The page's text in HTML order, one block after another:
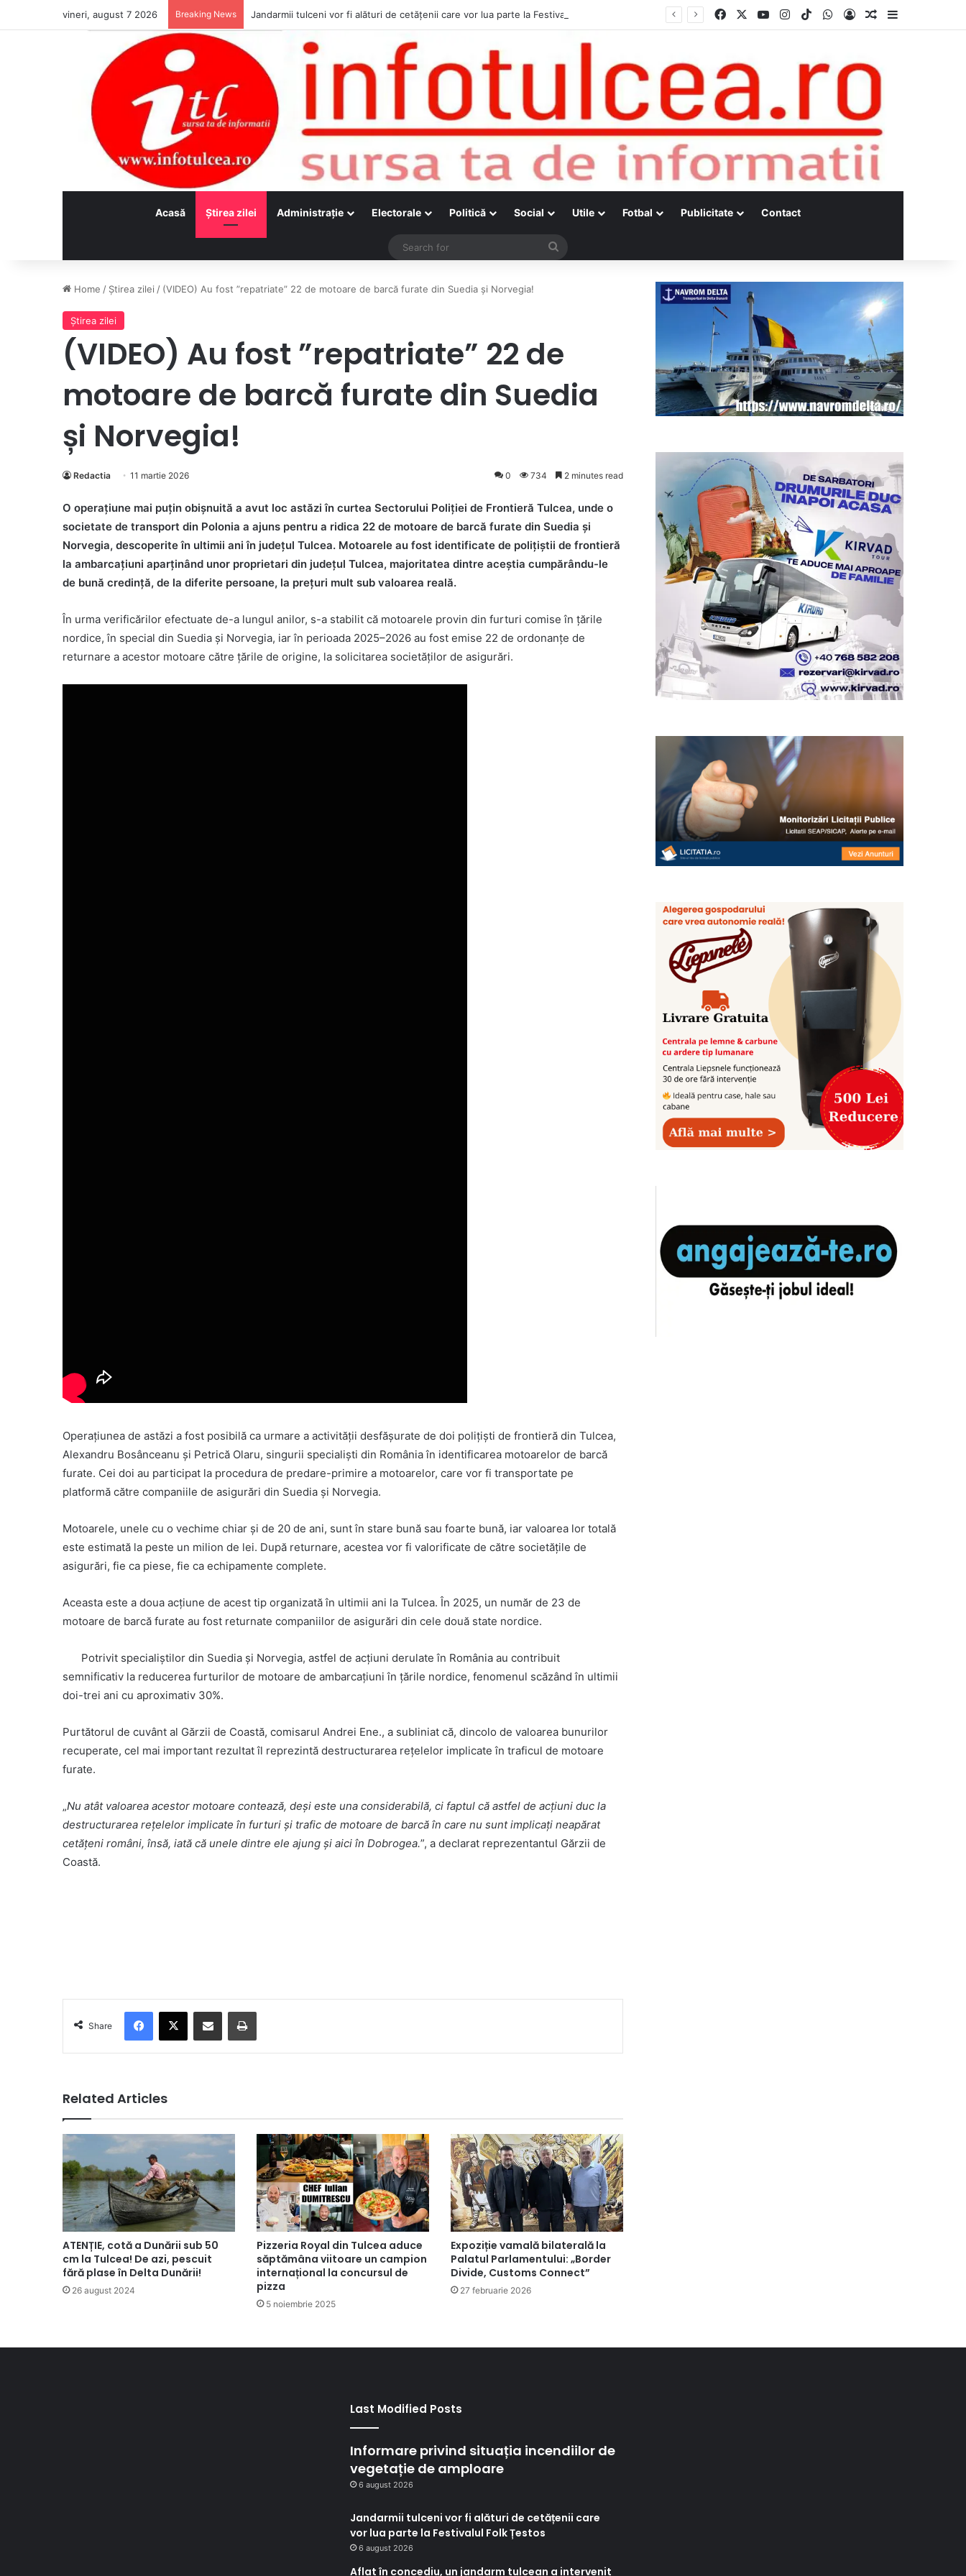
vineri, august 7 2026 Breaking News Jandarmii tulceni vor fi alături de cetățenii care vor lua parte la Festivalul Folk Țestos Facebook YouTubeInstagram
TikTokWhatsApp
Log InRandom Article
Acasă Ştirea zilei Administraţie Electorale Politică Social Utile Fotbal Publicitate Contact
Search
Home / Ştirea zilei / (VIDEO) Au fost ”repatriate” 22 de motoare de barcă furate din Suedia și Norvegia!
Ştirea zilei
(VIDEO) Au fost ”repatriate” 22 de
motoare de barcă furate din Suedia
și Norvegia!
Redactia 11 martie 2026 0 734 2 minutes read
O operațiune mai puțin obișnuită a avut loc astăzi în curtea Sectorului Poliției de Frontieră Tulcea, unde o
societate de transport din Polonia a ajuns pentru a ridica 22 de motoare de barcă furate din Suedia și
Norvegia, descoperite în ultimii ani în județul Tulcea. Motoarele au fost identificate de polițiștii de frontieră
la ambarcațiuni aparținând unor proprietari din județul Tulcea, majoritatea dintre aceștia cumpărându-le
de bună credință, de la diferite persoane, la prețuri mult sub valoarea reală.
În urma verificărilor efectuate de-a lungul anilor, s-a stabilit că motoarele provin din furturi comise în țările
nordice, în special din Suedia și Norvegia, iar în perioada 2025–2026 au fost emise 22 de ordonanțe de
returnare a acestor motoare către țările de origine, la solicitarea societăților de asigurări.
Operațiunea de astăzi a fost posibilă ca urmare a activității desfășurate de doi polițiști de frontieră din Tulcea,
Alexandru Bosânceanu și Petrică Olaru, singurii specialiști din România în identificarea motoarelor de barcă
furate. Cei doi au participat la procedura de predare-primire a motoarelor, care vor fi transportate pe
platformă către companiile de asigurări din Suedia și Norvegia.
Motoarele, unele cu o vechime chiar și de 20 de ani, sunt în stare bună sau foarte bună, iar valoarea lor totală
este estimată la peste un milion de lei. După returnare, acestea vor fi valorificate de către societățile de
asigurări, fie ca piese, fie ca echipamente complete.
Aceasta este a doua acțiune de acest tip organizată în ultimii ani la Tulcea. În 2025, un număr de 23 de
motoare de barcă furate au fost returnate companiilor de asigurări din cele două state nordice.
Potrivit specialiștilor din Suedia și Norvegia, astfel de acțiuni derulate în România au contribuit
semnificativ la reducerea furturilor de motoare de ambarcațiuni în țările nordice, fenomenul scăzând în ultimii
doi-trei ani cu aproximativ 30%.
Purtătorul de cuvânt al Gărzii de Coastă, comisarul Andrei Ene., a subliniat că, dincolo de valoarea bunurilor
recuperate, cel mai important rezultat îl reprezintă destructurarea rețelelor implicate în traficul de motoare
furate.
„Nu atât valoarea acestor motoare contează, deși este una considerabilă, ci faptul că astfel de acțiuni duc la
destructurarea rețelelor implicate în furturi și trafic de motoare de barcă în care nu sunt implicați neapărat
cetățeni români, însă, iată că unele dintre ele ajung și aici în Dobrogea.”, a declarat reprezentantul Gărzii de
Coastă.
Share
Related Articles
ATENȚIE, cotă a Dunării sub 50
cm la Tulcea! De azi, pescuit
fără plase în Delta Dunării!
26 august 2024
Pizzeria Royal din Tulcea aduce
săptămâna viitoare un campion
internațional la concursul de
pizza
5 noiembrie 2025
Expoziție vamală bilaterală la
Palatul Parlamentului: „Border
Divide, Customs Connect”
27 februarie 2026
Last Modified Posts
Informare privind situația incendiilor de
vegetație de amploare
6 august 2026
Jandarmii tulceni vor fi alături de cetățenii care
vor lua parte la Festivalul Folk Țestos
6 august 2026
Aflat în concediu, un jandarm tulcean a intervenit